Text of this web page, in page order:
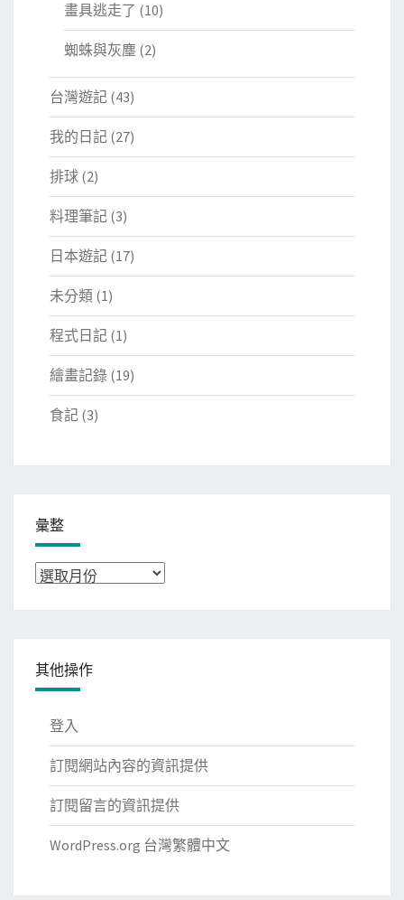
畫具逃走了 (10)
蜘蛛與灰塵 (2)
台灣遊記 (43)
我的日記 (27)
排球 (2)
料理筆記 (3)
日本遊記 (17)
未分類 (1)
程式日記 (1)
繪畫記錄 (19)
食記 (3)
彙整
彙
其他操作
登入
訂閱網站內容的資訊提供
訂閱留言的資訊提供
WordPress.org 台灣繁體中文